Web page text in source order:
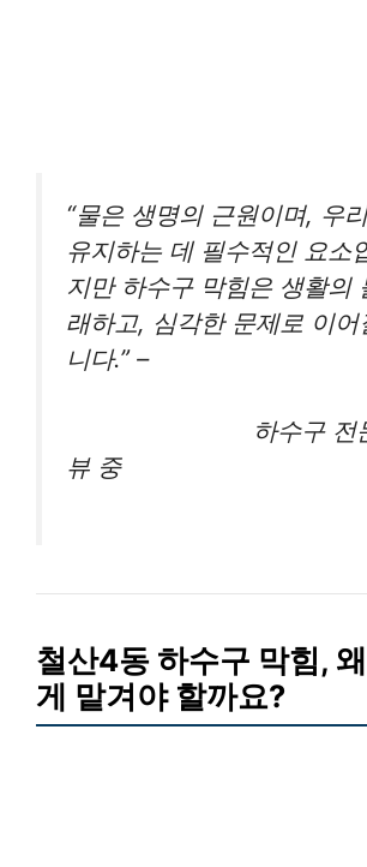
“물은 생명의 근원이며, 우
유지하는 데 필수적인 요소
지만 하수구 막힘은 생활의
래하고, 심각한 문제로 이어
니다.” –
하수구 전문가
뷰 중
철산4동 하수구 막힘,
게 맡겨야 할까요?